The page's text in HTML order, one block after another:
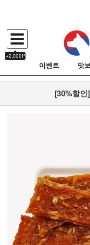
+2,000P
이벤트 맛
[30%할